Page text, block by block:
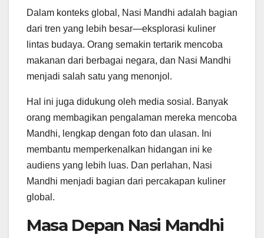
Dalam konteks global, Nasi Mandhi adalah bagian
dari tren yang lebih besar—eksplorasi kuliner
lintas budaya. Orang semakin tertarik mencoba
makanan dari berbagai negara, dan Nasi Mandhi
menjadi salah satu yang menonjol.
Hal ini juga didukung oleh media sosial. Banyak
orang membagikan pengalaman mereka mencoba
Mandhi, lengkap dengan foto dan ulasan. Ini
membantu memperkenalkan hidangan ini ke
audiens yang lebih luas. Dan perlahan, Nasi
Mandhi menjadi bagian dari percakapan kuliner
global.
Masa Depan Nasi Mandhi